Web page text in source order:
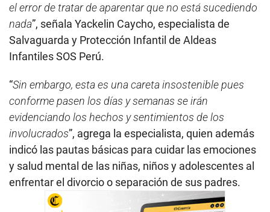
el error de tratar de aparentar que no está sucediendo
nada”, señala Yackelin Caycho, especialista de
Salvaguarda y Protección Infantil de Aldeas
Infantiles SOS Perú.
“Sin embargo, esta es una careta insostenible pues
conforme pasen los días y semanas se irán
evidenciando los hechos y sentimientos de los
involucrados”, agrega la especialista, quien además
indicó las pautas básicas para cuidar las emociones
y salud mental de las niñas, niños y adolescentes al
enfrentar el divorcio o separación de sus padres.